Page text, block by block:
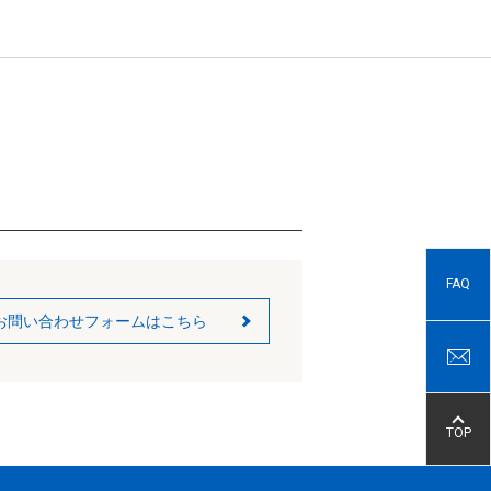
問い合わせフォームはこちら
FAQ
TOP